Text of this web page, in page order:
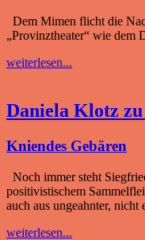
Dem Mimen flicht die
„Provinztheater“ wie dem
weiterlesen...
Daniela Klotz
Kniendes Gebären
Noch immer steht
positivistischem
auch aus ungeahnter,
weiterlesen...